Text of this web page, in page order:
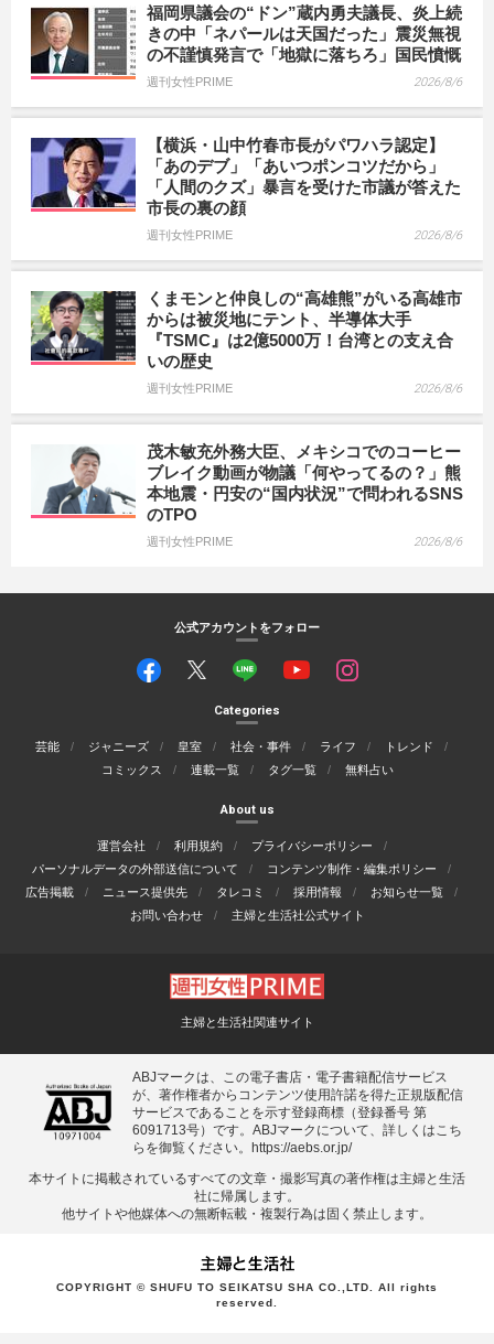
福岡県議会の“ドン”蔵内勇夫議長、炎上続
きの中「ネパールは天国だった」震災無視
の不謹慎発言で「地獄に落ちろ」国民憤慨
週刊女性PRIME 2026/8/6
【横浜・山中竹春市長がパワハラ認定】
「あのデブ」「あいつポンコツだから」
「人間のクズ」暴言を受けた市議が答えた
市長の裏の顔
週刊女性PRIME 2026/8/6
くまモンと仲良しの“高雄熊”がいる高雄市
からは被災地にテント、半導体大手
『TSMC』は2億5000万！台湾との支え合
いの歴史
週刊女性PRIME 2026/8/6
茂木敏充外務大臣、メキシコでのコーヒー
ブレイク動画が物議「何やってるの？」熊
本地震・円安の“国内状況”で問われるSNS
のTPO
週刊女性PRIME 2026/8/6
公式アカウントをフォロー
Categories
芸能 ジャニーズ 皇室 社会・事件 ライフ
トレンド
コミックス
連載一覧 タグ一覧 無料占い
About us
運営会社 利用規約
プライバシーポリシー
パーソナルデータの外部送信について
コンテンツ制作・編集ポリシー
広告掲載
ニュース提供先 タレコミ 採用情報
お知らせ一覧
お問い合わせ
主婦と生活社公式サイト
主婦と生活社関連サイト
ABJマークは、この電子書店・電子書籍配信サービス
が、著作権者からコンテンツ使用許諾を得た正規版配信
サービスであることを示す登録商標（登録番号 第
6091713号）です。ABJマークについて、詳しくはこち
らを御覧ください。 https://aebs.or.jp/
本サイトに掲載されているすべての⽂章・撮影写真の著作権は主婦と⽣活
社に帰属します。
他サイトや他媒体への無断転載・複製⾏為は固く禁⽌します。
COPYRIGHT © SHUFU TO SEIKATSU SHA CO.,LTD. All rights
reserved.